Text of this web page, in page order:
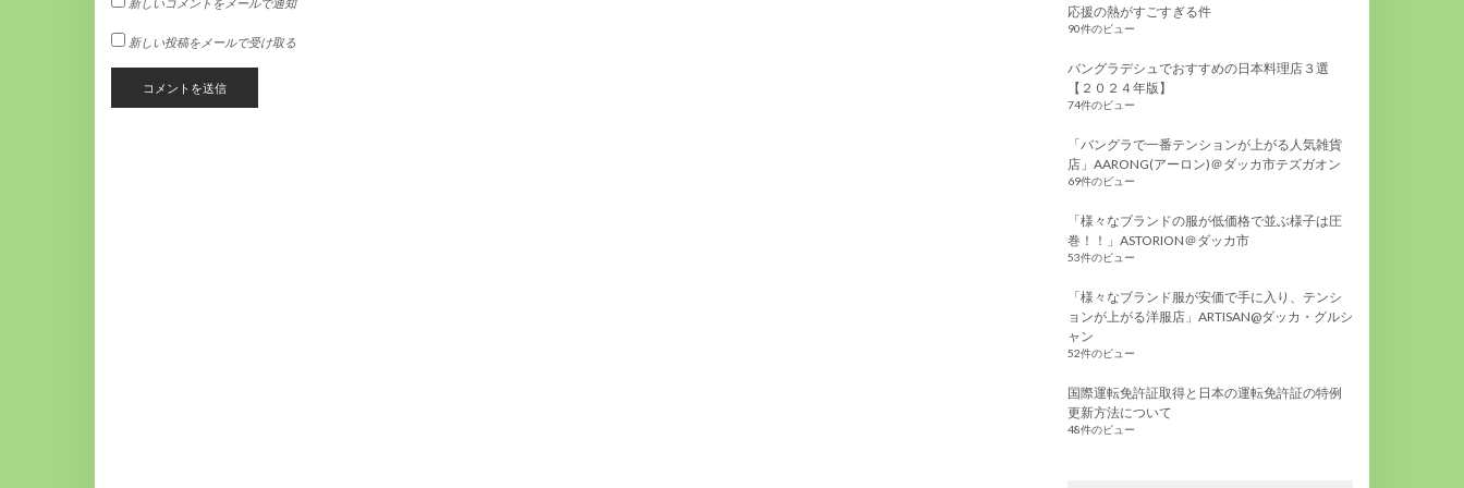
新しい投稿をメールで受け取る
応援の熱がすごすぎる件
90件のビュー
バングラデシュでおすすめの日本料理店３選
【２０２４年版】
74件のビュー
「バングラで一番テンションが上がる人気雑貨
店」AARONG(アーロン)＠ダッカ市テズガオン
69件のビュー
「様々なブランドの服が低価格で並ぶ様子は圧
巻！！」ASTORION＠ダッカ市
53件のビュー
「様々なブランド服が安価で手に入り、テンシ
ョンが上がる洋服店」ARTISAN@ダッカ・グルシ
ャン
52件のビュー
国際運転免許証取得と日本の運転免許証の特例
更新方法について
48件のビュー